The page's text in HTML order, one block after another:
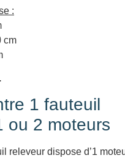
:
cm
1 fauteuil
ou 2 moteurs
releveur dispose d’1